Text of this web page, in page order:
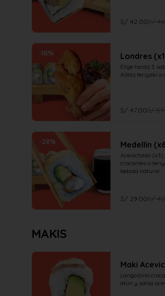
S/ 42.00S/
-18% Londres
Elige hasta 3
Alitas teriyaki o
S/ 47.00S/
-28% Medellin
Acevichado
crocantes o
bebida natural
S/ 29.00S/
MAKIS
Maki
Langostino
atún y salsa